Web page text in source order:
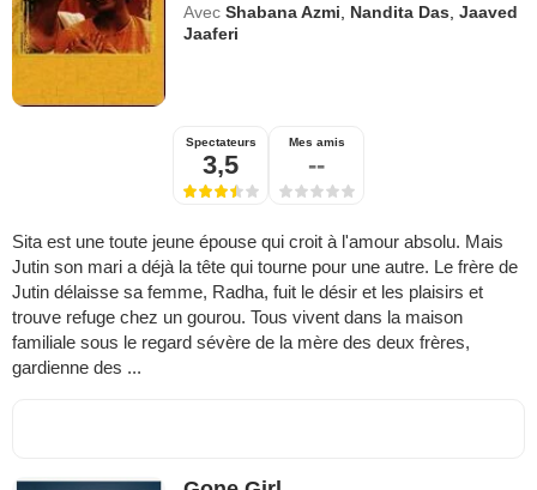
Avec Shabana Azmi Nandita Das ,Jaaved
Jaaferi
Spectateurs
3,5
Mes amis
--
Sita est une toute jeune épouse qui croit à l'amour absolu. Mais
Jutin son mari a déjà la tête qui tourne pour une autre. Le frère de
Jutin délaisse sa femme, Radha, fuit le désir et les plaisirs et
trouve refuge chez un gourou. Tous vivent dans la maison
familiale sous le regard sévère de la mère des deux frères,
gardienne des ...